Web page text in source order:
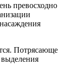
превосходно
Потрясающе
выделения